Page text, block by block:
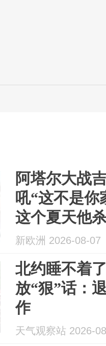
阿塔尔大战
吼“这不是你
这个夏天他
新欧洲 2026-08-07
北约睡不着
放“狠”话：
作
天气观察站 2026-